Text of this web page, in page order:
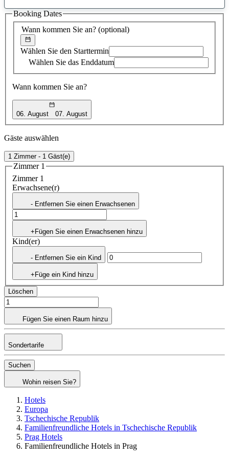
gefundener
Vorschlag
Wann kommen Sie an? (optional)
Wählen Sie den Starttermin
Wählen Sie das Enddatum
Wann kommen Sie an?
06. August 07. August
Booking Dates
Gäste auswählen
1 Zimmer - 1 Gäst(e)
Zimmer 1
Zimmer 1
Erwachsene(r)
- Entfernen Sie einen Erwachsenen
+Fügen Sie einen Erwachsenen hinzu
Kind(er)
- Entfernen Sie ein Kind
+Füge ein Kind hinzu
Löschen
Fügen Sie einen Raum hinzu
Sondertarife
Suchen
Wohin reisen Sie?
Hotels
Europa
Tschechische Republik
Familienfreundliche Hotels in Tschechische Republik
Prag Hotels
Familienfreundliche Hotels in Prag